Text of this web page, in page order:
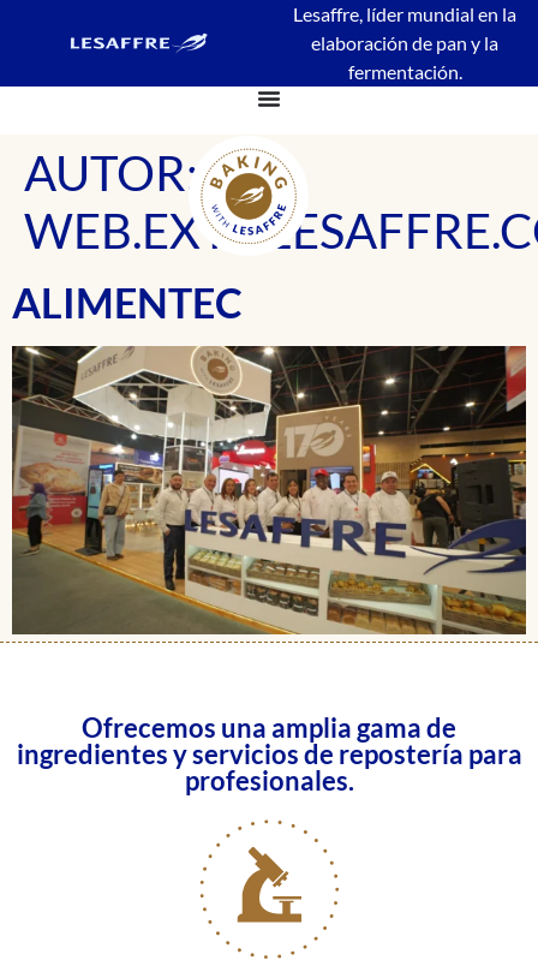
Lesaffre, líder mundial en la
elaboración de pan y la
fermentación.
AUTOR:
ALIMENTEC
Ofrecemos una amplia gama de
ingredientes y servicios de repostería para
profesionales.